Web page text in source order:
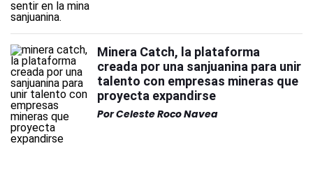
Minera Catch, la plataforma
creada por una sanjuanina para unir
talento con empresas mineras que
proyecta expandirse
PorCeleste Roco Navea